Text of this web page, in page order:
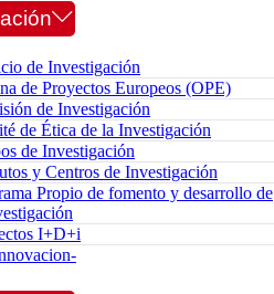
de Investigación
de Proyectos Europeos (OPE)
de Investigación
de Ética de la Investigación
de Investigación
y Centros de Investigación
Propio de fomento y desarrollo de
I+D+i